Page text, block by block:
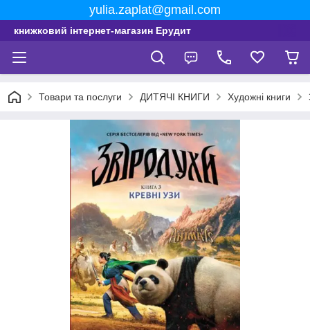
yulia.zaplat@gmail.com
книжковий інтернет-магазин Ерудит
Товари та послуги ДИТЯЧІ КНИГИ Художні книги